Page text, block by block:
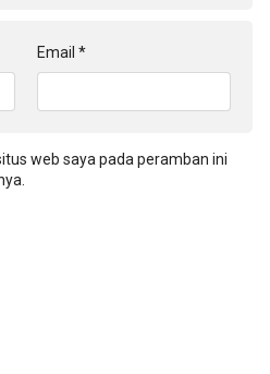
Email *
web saya pada peramban ini